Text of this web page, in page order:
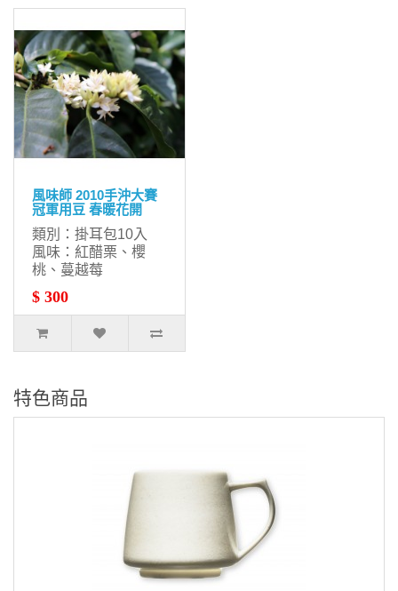
風味師 2010手沖大賽
冠軍用豆 春暖花開
類別：掛耳包10入
風味：紅醋栗、櫻
桃、蔓越莓
$ 300
特色商品